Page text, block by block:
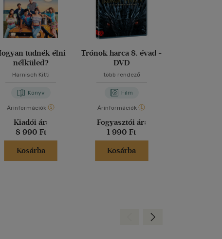
tudnék élni
nélküled?
Harnisch Kitti
Könyv
Árinformációk
Kiadói ár:
8 990 Ft
Kosárba
Trónok harca 8. évad -
DVD
több rendező
Film
Árinformációk
Fogyasztói ár:
1 990 Ft
Kosárba
Előre